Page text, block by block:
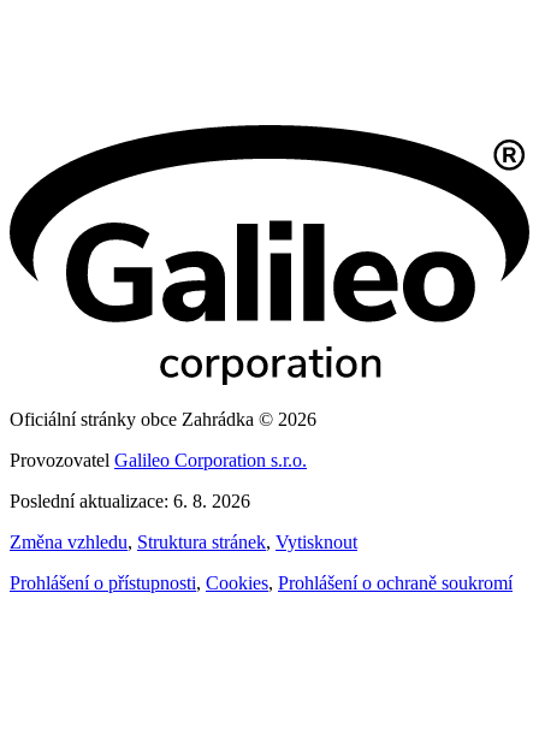
Oficiální stránky obce Zahrádka © 2026
Provozovatel Galileo Corporation s.r.o.
Poslední aktualizace: 6. 8. 2026
Změna vzhledu, Struktura stránek, Vytisknout
Prohlášení o přístupnosti, Cookies, Prohlášení o ochraně soukromí